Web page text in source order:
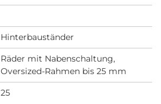
Hinterbauständer
Räder mit Nabenschaltung,
Oversized-Rahmen bis 25 mm
25